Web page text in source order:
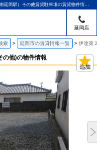
伊達第２月極駐車場（宮崎県延岡市伊達町１丁目６１ー４・南延岡駅）その他賃貸駐車場の賃貸物件情報｜アパマンショップ延岡店｜ハウジング情報プラザ
延岡店
索 延岡市の賃貸情報一覧 伊達第
の他)の物件情報